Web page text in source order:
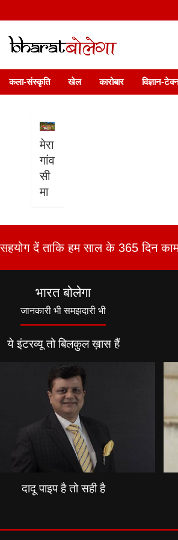
भारत बोलेगा
न्यूज़ वेबसाइट India: News, Views, Info, Trends
कला-संस्कृति खेल कारोबार विज्ञान-
मेरा
गांव
सी
मा
दें ताकि हम साल के 365 दिन
भारत बोलेगा
जानकारी भी समझदारी भी
ये इंटरव्यू तो बिलकुल ख़ास हैं
दादू पाइप है तो सही है